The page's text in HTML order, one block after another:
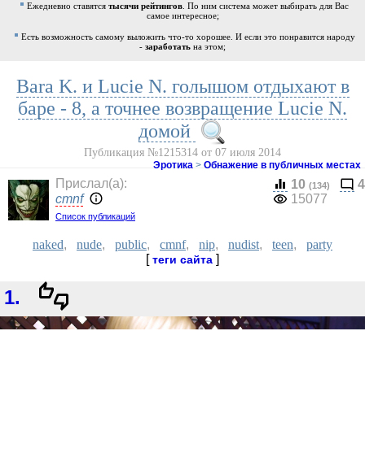
Ежедневно ставятся тысячи рейтингов . По ним система может выбирать для Вас
самое интересное;
Есть возможность самому выложить что-то хорошее. И если это понравится народу
- заработать на этом;
Bara K. и Lucie N. голышом отдыхают в
баре - 8, а точнее возвращение Lucie N.
домой
Публикация №1215314 от 07 июля 2014
Эротика > Обнажение в публичных местах
Прислал(a):
cmnf
Список публикаций
10 (134)
4
15077
naked, nude, public, cmnf, nip, nudist, teen, party
[теги сайта ]
1.